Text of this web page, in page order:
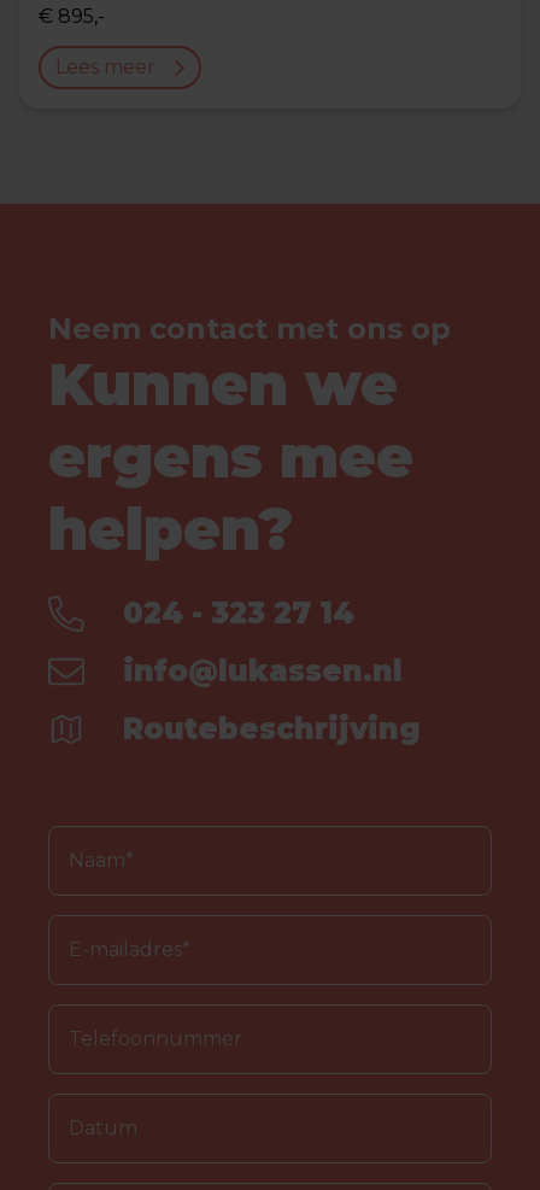
€ 895,-
Lees meer
Neem contact met ons op
Kunnen we
ergens mee
helpen?
024 - 323 27 14
info@lukassen.nl
Routebeschrijving